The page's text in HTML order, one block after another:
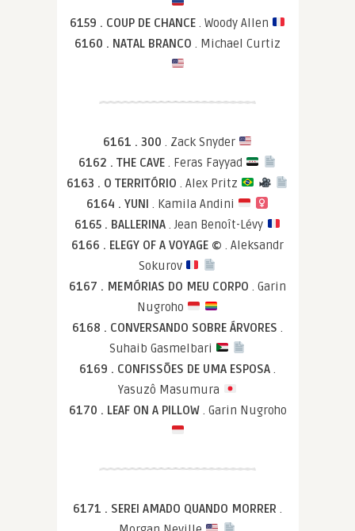
6159 . COUP DE CHANCE . Woody Allen
6160 . NATAL BRANCO . Michael Curtiz
6161 . 300 . Zack Snyder
6162 . THE CAVE. Feras Fayyad
6163 . O TERRITÓRIO. Alex Pritz
6164 . YUNI. Kamila Andini
6165 . BALLERINA. Jean Benoît-Lévy
6166 . ELEGY OF A VOYAGE © . Aleksandr
Sokurov
6167 . MEMÓRIAS DO MEU CORPO . Garin
Nugroho
6168 . CONVERSANDO SOBRE ÁRVORES .
Suhaib Gasmelbari
6169 . CONFISSÕES DE UMA ESPOSA .
Yasuzô Masumura
6170 . LEAF ON A PILLOW . Garin Nugroho
6171 . SEREI AMADO QUANDO MORRER .